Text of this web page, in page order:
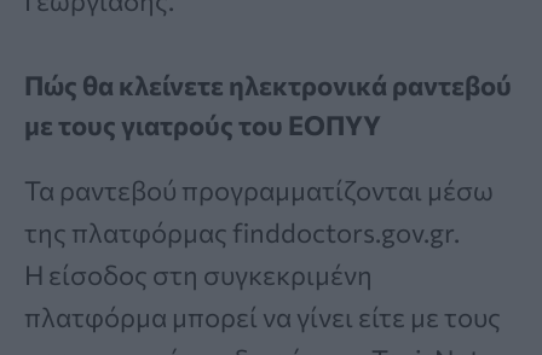
Πώς θα κλείνετε ηλεκτρονικά ραντεβού
με τους γιατρούς του ΕΟΠΥΥ
Τα ραντεβού προγραμματίζονται μέσω
της πλατφόρμας finddoctors.gov.gr.
Η είσοδος στη συγκεκριμένη
πλατφόρμα μπορεί να γίνει είτε με τους